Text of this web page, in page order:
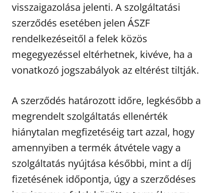
visszaigazolása jelenti. A szolgáltatási
szerződés esetében jelen ÁSZF
rendelkezéseitől a felek közös
megegyezéssel eltérhetnek, kivéve, ha a
vonatkozó jogszabályok az eltérést tiltják.
A szerződés határozott időre, legkésőbb a
megrendelt szolgáltatás ellenérték
hiánytalan megfizetéséig tart azzal, hogy
amennyiben a termék átvétele vagy a
szolgáltatás nyújtása későbbi, mint a díj
fizetésének időpontja, úgy a szerződéses